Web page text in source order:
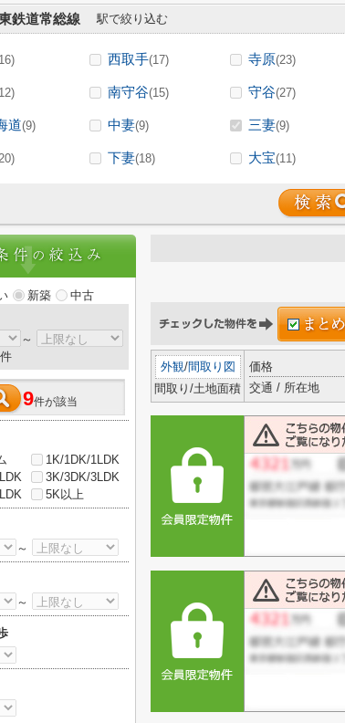
鉄道常総線 駅で絞り込む
西取手(17) 寺原(23)
南守谷(15) 守谷(27)
道(9) 中妻(9) 三妻(9)
下妻(18) 大宝(11)
外観/間取り図
間取り/土地面積
価格
交通 / 所在地
新築
中古
～
9件が該当
1K/1DK/1LDK
3K/3DK/3LDK
5K以上
～
～